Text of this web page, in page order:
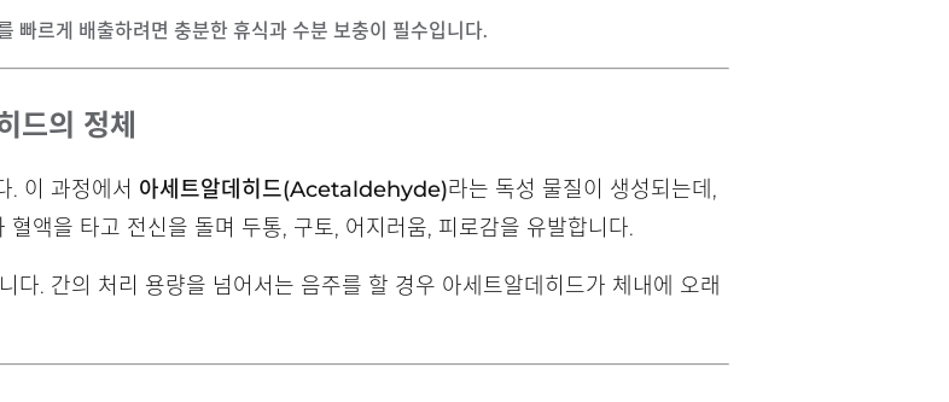
빠르게 배출하려면 충분한 휴식과 수분 보충이 필수입니다.
드의 정체
. 이 과정에서 아세트알데히드(Acetaldehyde)라는 독성 물질이 생성되는데,
액을 타고 전신을 돌며 두통, 구토, 어지러움, 피로감을 유발합니다.
다. 간의 처리 용량을 넘어서는 음주를 할 경우 아세트알데히드가 체내에 오래